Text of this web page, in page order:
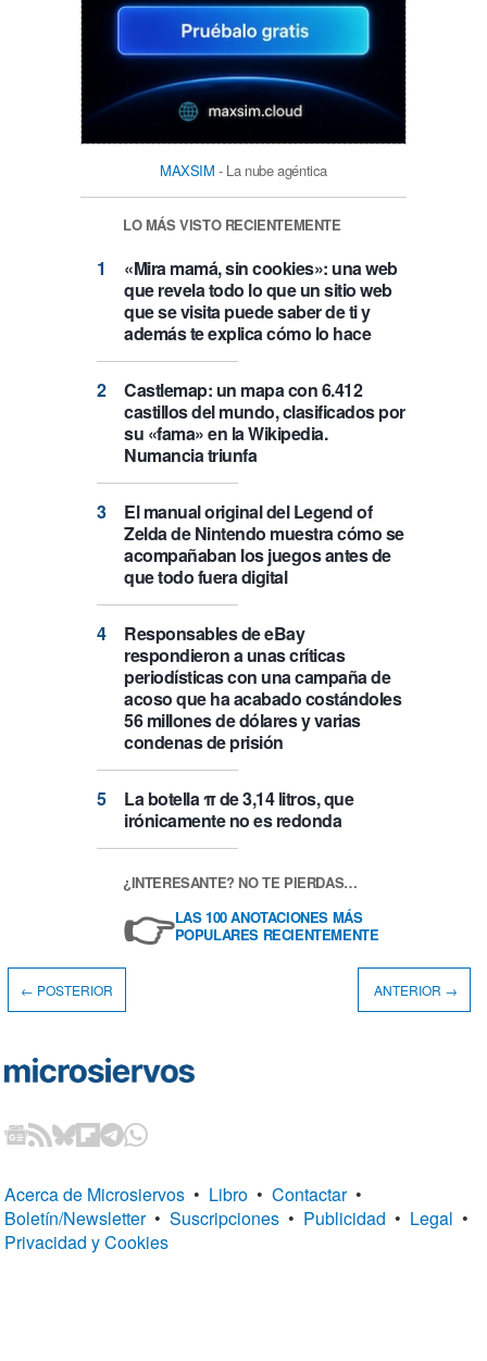
MAXSIM - La nube agéntica
LO MÁS VISTO RECIENTEMENTE
«Mira mamá, sin cookies»: una web
que revela todo lo que un sitio web
que se visita puede saber de ti y
además te explica cómo lo hace
Castlemap: un mapa con 6.412
castillos del mundo, clasificados por
su «fama» en la Wikipedia.
Numancia triunfa
El manual original del Legend of
Zelda de Nintendo muestra cómo se
acompañaban los juegos antes de
que todo fuera digital
Responsables de eBay
respondieron a unas críticas
periodísticas con una campaña de
acoso que ha acabado costándoles
56 millones de dólares y varias
condenas de prisión
La botella π de 3,14 litros, que
irónicamente no es redonda
¿INTERESANTE? NO TE PIERDAS…
👉LAS 100 ANOTACIONES MÁS
POPULARES RECIENTEMENTE
← POSTERIOR ANTERIOR →
Acerca de Microsiervos • Libro • Contactar •
Boletín/Newsletter • Suscripciones • Publicidad • Legal •
Privacidad y Cookies